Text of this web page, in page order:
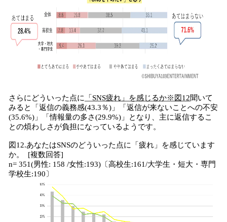
さらにどういった点に 「SNS疲れ」を感じるか※図12聞いて
みると「返信の義務感(43.3％)」「返信が来ないことへの不安
(35.6%)」「情報量の多さ(29.9%)」となり、主に返信するこ
との煩わしさが負担になっているようです。
図12.あなたはSNSのどういった点に「疲れ」を感じています
か。 [複数回答]
n= 351(男性: 158 /女性:193)〔高校生:161/大学生・短大・専門
学校生:190〕